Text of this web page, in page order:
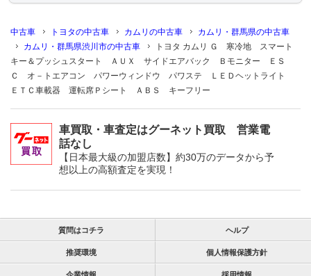
中古車 トヨタの中古車 カムリの中古車
カムリ・群馬県の中古車
カムリ・群馬県渋川市の中古車
トヨタ カムリ Ｇ 寒冷地 スマート
キー＆プッシュスタート ＡＵＸ サイドエアバック Ｂモニター ＥＳ
Ｃ オ－トエアコン パワーウィンドウ パワステ ＬＥＤヘットライト
ＥＴＣ車載器 運転席Ｐシート ＡＢＳ キーフリー
車買取・車査定はグーネット買取 営業電
話なし
【日本最大級の加盟店数】約30万のデータから予
想以上の高額査定を実現！
質問はコチラ ヘルプ
推奨環境 個人情報保護方針